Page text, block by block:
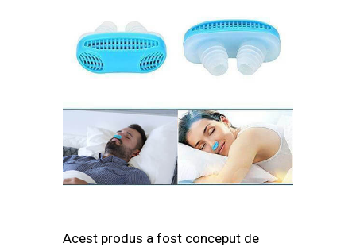
Acest produs a fost conceput de